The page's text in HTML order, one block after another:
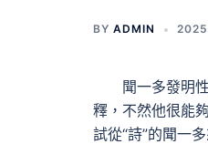
BY ADMIN 2025
聞一多發明
釋，不然他很能
試從“詩”的聞一